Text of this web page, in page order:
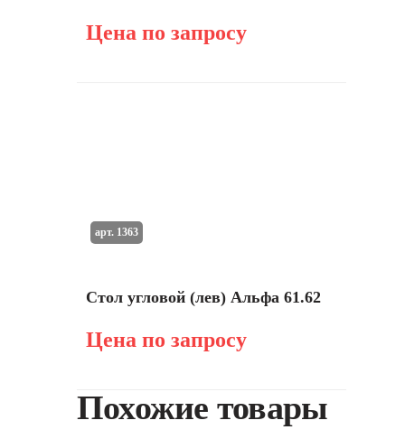
Цена по запросу
Стол угловой (лев) Альфа 61.62
Цена по запросу
арт. 1363
Похожие товары